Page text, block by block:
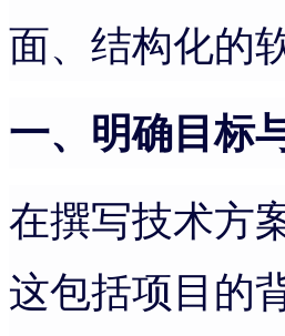
面、结构化的
一、明确目标
在撰写技术方
这包括项目的